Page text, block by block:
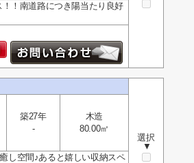
！南道路につき陽当たり良好
選択
▼
築27年
-
木造
80.00㎡
し空間♪あると嬉しい収納スペ